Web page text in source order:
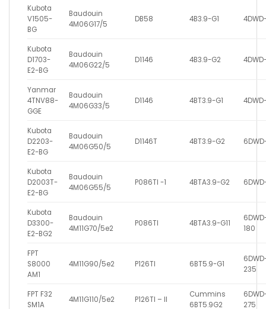
Kubota
V1505-
BG
Baudouin
4M06G17/5
DB58 4B3.9-G1
Kubota
D1703-
E2-BG
Baudouin
4M06G22/5
D1146 4B3.9-G2
Yanmar
4TNV88-
GGE
Baudouin
4M06G33/5
D1146 4BT3.9-G1
Kubota
D2203-
E2-BG
Baudouin
4M06G50/5
D1146T 4BT3.9-G2
Kubota
D2003T-
E2-BG
Baudouin
4M06G55/5
P086TI -1 4BTA3.9-G2
Kubota
D3300-
E2-BG2
Baudouin
4M11G70/5e2
P086TI 4BTA3.9-G11
180
FPT
S8000
AM1
4M11G90/5e2 P126TI 6BT5.9-G1
235
FPT F32
SM1A
4M11G110/5e2 P126TI – II
Cummins
6BT5.9G2
275